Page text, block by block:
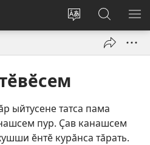
Сайт
чӗлхине
улӑштарма
Кӗмелли
(открываетсяjw.org
сайтри
шырав
ыйтусене татса пама
пур. Ҫав канашсем
ӗнтӗ курӑнса тӑрать.